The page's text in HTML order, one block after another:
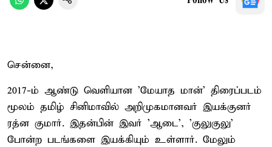
சென்னை,
2017-ம் ஆண்டு வெளியான 'மேயாத மான்' திரைப்படம்
மூலம் தமிழ் சினிமாவில் அறிமுகமானவர் இயக்குனர்
ரத்ன குமார். இதன்பின் இவர் 'ஆடை', 'குலுகுலு'
போன்ற படங்களை இயக்கியும் உள்ளார். மேலும்